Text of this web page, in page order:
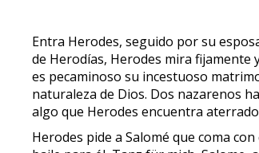
Entra Herodes, seguido por su
de Herodías, Herodes mira fijamente
es pecaminoso su incestuoso
naturaleza de Dios. Dos nazarenos
algo que Herodes encuentra
Herodes pide a Salomé que coma